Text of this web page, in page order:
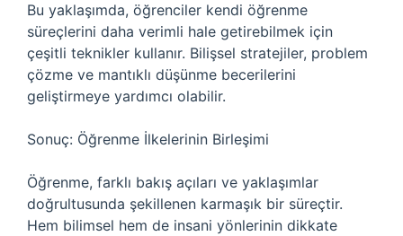
Bu yaklaşımda, öğrenciler kendi öğrenme
süreçlerini daha verimli hale getirebilmek için
çeşitli teknikler kullanır. Bilişsel stratejiler, problem
çözme ve mantıklı düşünme becerilerini
geliştirmeye yardımcı olabilir.
Sonuç: Öğrenme İlkelerinin Birleşimi
Öğrenme, farklı bakış açıları ve yaklaşımlar
doğrultusunda şekillenen karmaşık bir süreçtir.
Hem bilimsel hem de insani yönlerinin dikkate